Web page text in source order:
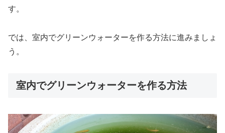
す。
では、室内でグリーンウォーターを作る方法に進みましょ
う。
室内でグリーンウォーターを作る方法